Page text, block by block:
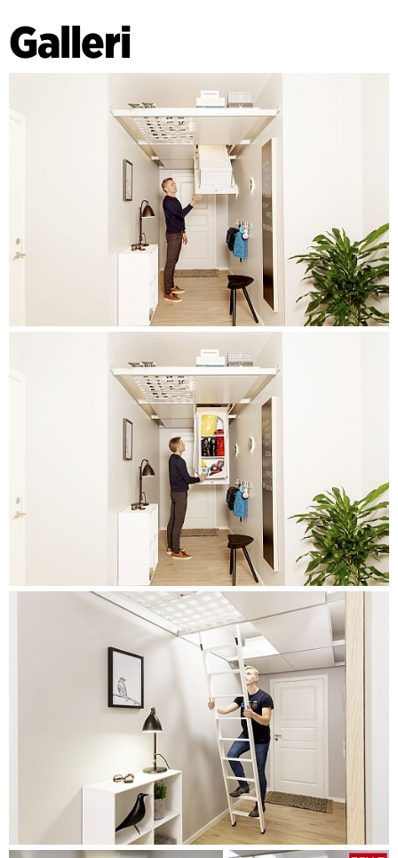
mindre boligene i større byer. Plassen må utnyttes på nye
og smartere måter, og det har vært den inspirerende
utfordringen i designprosessen for BEAM-IT-UP, som bare
krever en romhøyde på minimum 245 cm.
BEAM-IT-UP er designet med fokus på høy bruksverdi og et
enkelt,lett og sammenhengende uttrykk, som gjør det mulig
å innrede med BEAM-IT-UP i mange forskjellige typer
Galleri